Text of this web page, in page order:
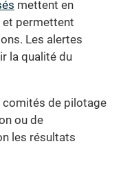
mettent en
et permettent
Les alertes
la qualité du
comités de pilotage
ou de
les résultats